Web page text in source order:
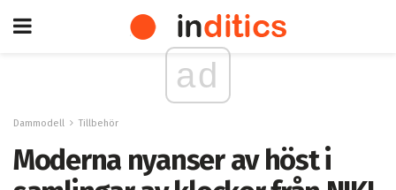
ad
Dammodell Tillbehör
Moderna nyanser av höst i